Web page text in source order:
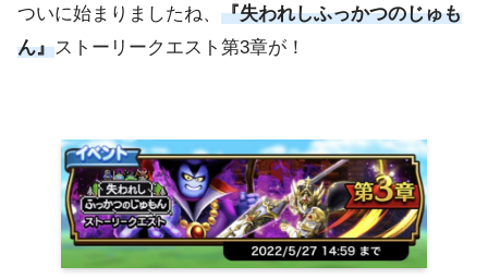
ついに始まりましたね、 『失われしふっかつのじゅも
ん』ストーリークエスト第3章が！